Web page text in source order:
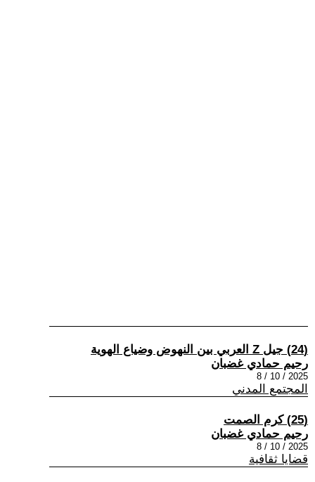
(24) جيل Z العربي بين النهوض وضياع الهوية
رحيم حمادي غضبان
2025 / 10 / 8
المجتمع المدني
(25) كرم الصمت
رحيم حمادي غضبان
2025 / 10 / 8
قضايا ثقافية